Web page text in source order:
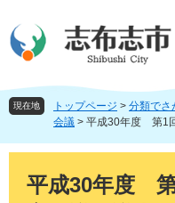
ジ
頭
ュ
飛現在地 トップページ > 分類でさ
会議 > 平成30年度 第1
平成30年度